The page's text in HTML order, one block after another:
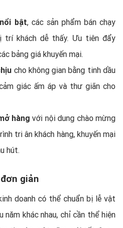
bật, các sản phẩm bán chạy
trí khách dễ thấy. Ưu tiên đẩy
bảng giá khuyến mại.
cho không gian bằng tinh dầu
giác ấm áp và thư giãn cho
hàng với nội dung chào mừng
tri ân khách hàng, khuyến mại
hút.
giản
doanh có thể chuẩn bị lễ vật
năm khác nhau, chỉ cần thể hiện